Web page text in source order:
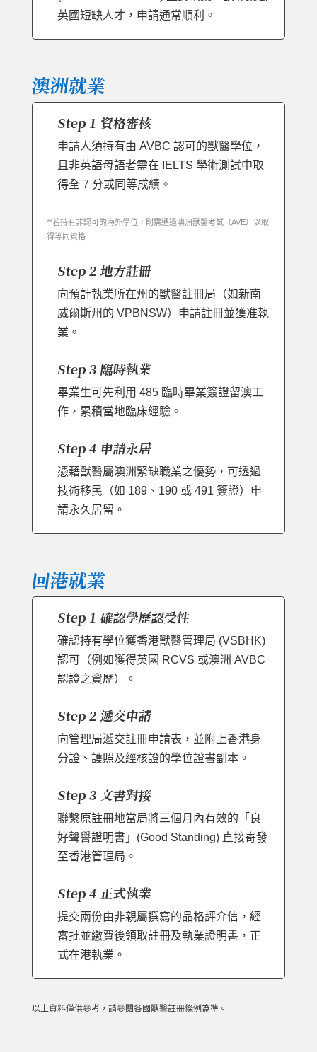
英國短缺人才，申請通常順利。
澳洲就業
Step 1 資格審核
申請人須持有由 AVBC 認可的獸醫學位，
且非英語母語者需在 IELTS 學術測試中取
得全 7 分或同等成績。
**若持有非認可的海外學位，則需通過澳洲獸醫考試（AVE）以取
得等同資格
Step 2 地方註冊
向預計執業所在州的獸醫註冊局（如新南
威爾斯州的 VPBNSW）申請註冊並獲准執
業。
Step 3 臨時執業
畢業生可先利用 485 臨時畢業簽證留澳工
作，累積當地臨床經驗。
Step 4 申請永居
憑藉獸醫屬澳洲緊缺職業之優勢，可透過
技術移民（如 189、190 或 491 簽證）申
請永久居留。
回港就業
Step 1 確認學歷認受性
確認持有學位獲香港獸醫管理局 (VSBHK)
認可（例如獲得英國 RCVS 或澳洲 AVBC
認證之資歷）。
Step 2 遞交申請
向管理局遞交註冊申請表，並附上香港身
分證、護照及經核證的學位證書副本。
Step 3 文書對接
聯繫原註冊地當局將三個月內有效的「良
好聲譽證明書」(Good Standing) 直接寄發
至香港管理局。
Step 4 正式執業
提交兩份由非親屬撰寫的品格評介信，經
審批並繳費後領取註冊及執業證明書，正
式在港執業。
以上資料僅供參考，請參閱各國獸醫註冊條例為準。